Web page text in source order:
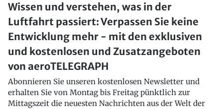
Wissen und verstehen, was in der
Luftfahrt passiert: Verpassen Sie keine
Entwicklung mehr - mit den exklusiven
und kostenlosen und Zusatzangeboten
von aeroTELEGRAPH
Abonnieren Sie unseren kostenlosen Newsletter und
erhalten Sie von Montag bis Freitag pünktlich zur
Mittagszeit die neuesten Nachrichten aus der Welt der